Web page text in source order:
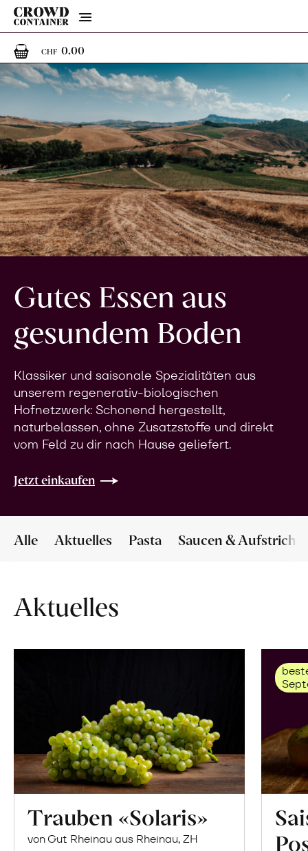
Menu
CHF 0.000 Artikel im Warenkorb
Gutes Essen aus
gesundem Boden
Klassiker und saisonale Spezialitäten aus
unserem regenerativ-biologischen
Hofnetzwerk: Schonend hergestellt,
naturbelassen, ohne Zusatzstoffe und direkt
vom Feld zu dir nach Hause geliefert.
Jetzt einkaufen
Alle Aktuelles Pasta Saucen & Aufstriche
Aktuelles
Trauben «Solaris»
von Gut Rheinau aus Rheinau, ZH